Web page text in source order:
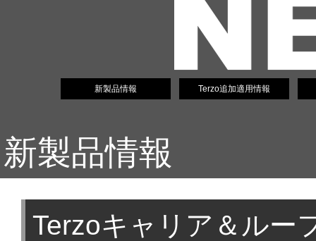
新製品情報 Terzo追加適用情報
新製品情報
Terzoキャリア＆ルー